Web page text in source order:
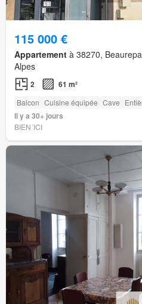
115 000 €
Appartement à 38270,
Alpes
2 61 m²
Balcon Cuisine équipée Cave
Il y a 30+ jours
BIEN´ICI